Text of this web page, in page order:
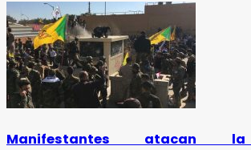
Manifestantes atacan